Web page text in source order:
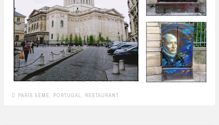
PARIS 5ÈME, PORTUGAL, RESTAURANT